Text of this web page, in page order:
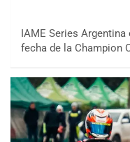
IAME Series
fecha de la Champion